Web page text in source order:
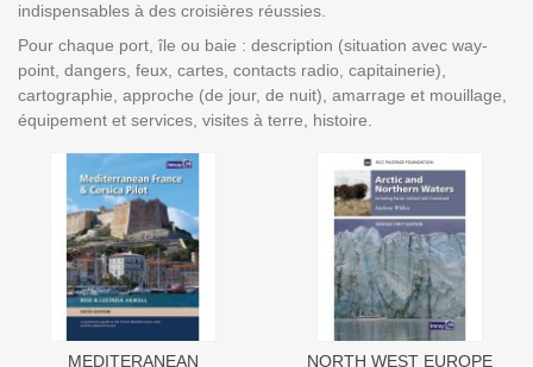
indispensables à des croisières réussies.
Pour chaque port, île ou baie : description (situation avec way-
point, dangers, feux, cartes, contacts radio, capitainerie),
cartographie, approche (de jour, de nuit), amarrage et mouillage,
équipement et services, visites à terre, histoire.
MEDITERANEAN NORTH WEST EUROPE